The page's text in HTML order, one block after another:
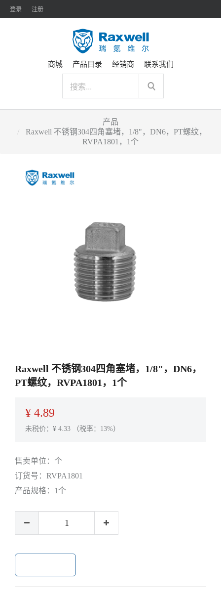
登录 注册
商城 产品目录 经销商 联系我们
产品
Raxwell 不锈钢304四角塞堵，1/8"，DN6，PT螺纹，
RVPA1801，1个
Raxwell 不锈钢304四角塞堵，1/8"，DN6，
PT螺纹，RVPA1801，1个
¥ 4.89
未税价：¥ 4.33 （税率：13%）
售卖单位： 个
订货号： RVPA1801
产品规格： 1个